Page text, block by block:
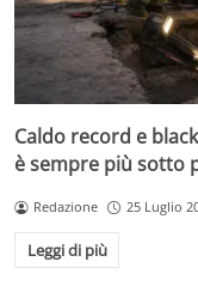
Caldo record e
è sempre più sotto
Redazione 25 Luglio
Leggi di più